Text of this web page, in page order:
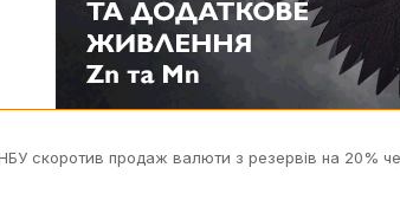
скоротив продаж валюти з резервів на 20%